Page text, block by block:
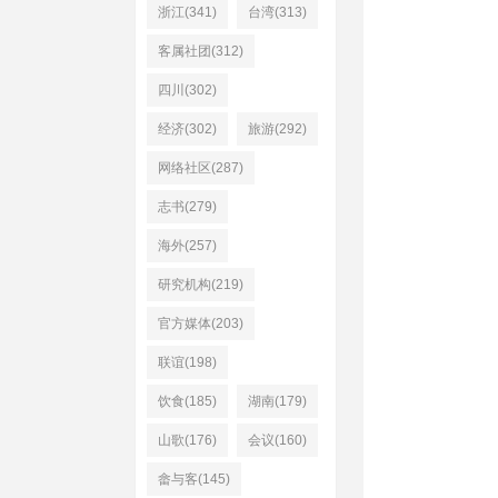
浙江(341) 台湾(313)
客属社团(312)
四川(302)
经济(302) 旅游(292)
网络社区(287)
志书(279)
海外(257)
研究机构(219)
官方媒体(203)
联谊(198)
饮食(185) 湖南(179)
山歌(176) 会议(160)
畲与客(145)